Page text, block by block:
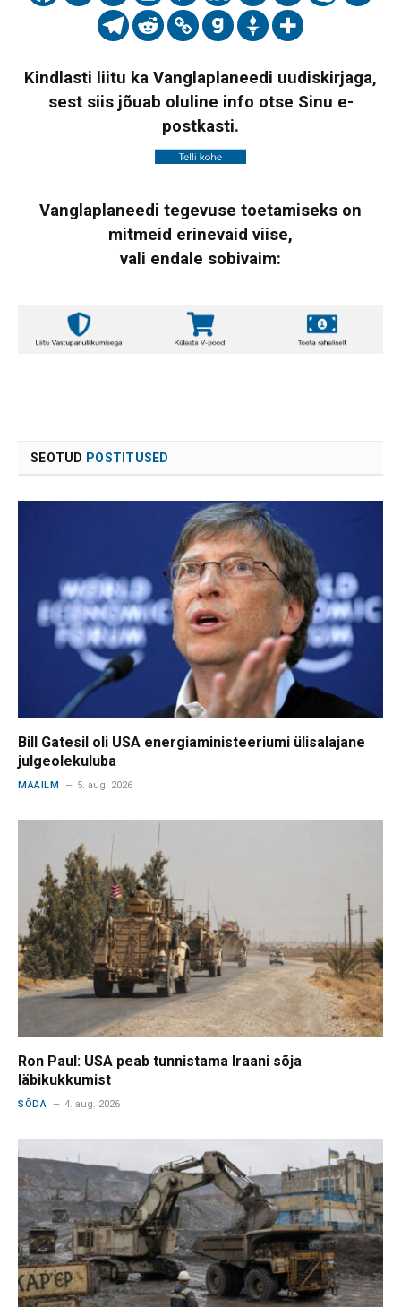
Kindlasti liitu ka Vanglaplaneedi uudiskirjaga,
sest siis jõuab oluline info otse Sinu e-
postkasti.
Vanglaplaneedi tegevuse toetamiseks on
mitmeid erinevaid viise,
vali endale sobivaim:
SEOTUD POSTITUSED
Bill Gatesil oli USA energiaministeeriumi ülisalajane
julgeolekuluba
MAAILM 5. aug. 2026
Ron Paul: USA peab tunnistama Iraani sõja
läbikukkumist
SÕDA 4. aug. 2026